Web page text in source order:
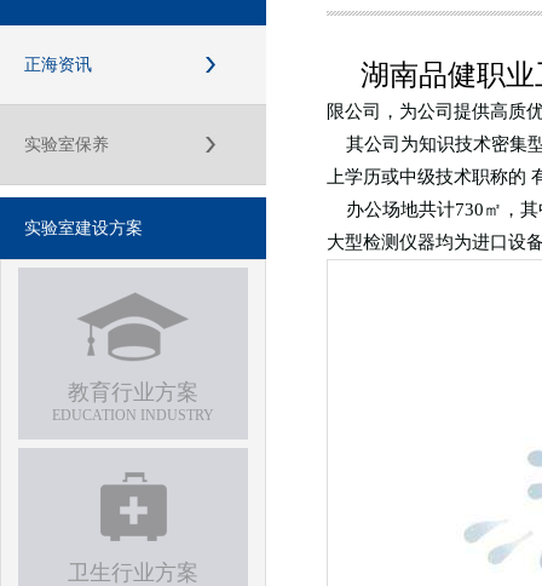
正海资讯
实验室保养
实验室建设方案
教育行业方案
EDUCATION INDUSTRY
卫生行业方案
湖南品健职
限公司，为公司提供高质
其公司为知识技术密集
上学历或中级技术职称的
办公场地共计730㎡，其
大型检测仪器均为进口设